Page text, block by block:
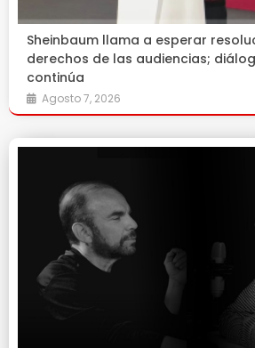
Sheinbaum llama a esperar
derechos de las audiencias;
continúa
Agosto 7, 2026